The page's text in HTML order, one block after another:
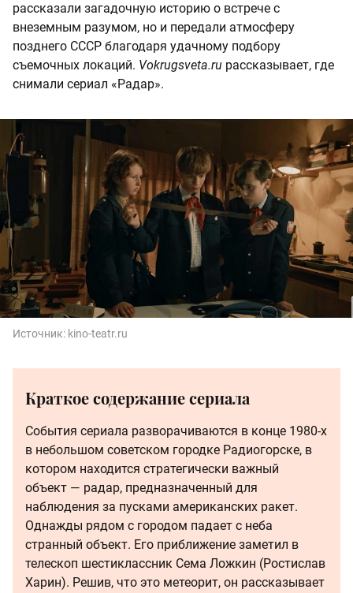
рассказали загадочную историю о встрече с
внеземным разумом, но и передали атмосферу
позднего СССР благодаря удачному подбору
съемочных локаций. Vokrugsveta.ru рассказывает, где
снимали сериал «Радар».
Источник: kino-teatr.ru
Краткое содержание сериала
События сериала разворачиваются в конце 1980-х
в небольшом советском городке Радиогорске, в
котором находится стратегически важный
объект — радар, предназначенный для
наблюдения за пусками американских ракет.
Однажды рядом с городом падает с неба
странный объект. Его приближение заметил в
телескоп шестиклассник Сема Ложкин (Ростислав
Харин). Решив, что это метеорит, он рассказывает